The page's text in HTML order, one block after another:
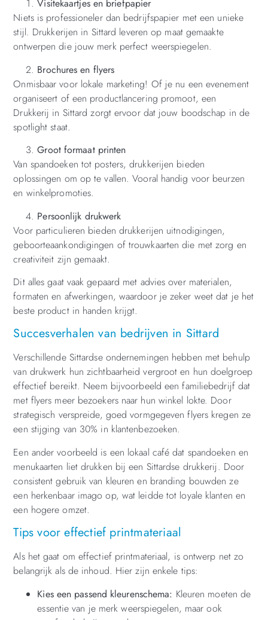
Visitekaartjes en briefpapier
Niets is professioneler dan bedrijfspapier met een unieke
stijl. Drukkerijen in Sittard leveren op maat gemaakte
ontwerpen die jouw merk perfect weerspiegelen.
Brochures en flyers
Onmisbaar voor lokale marketing! Of je nu een evenement
organiseert of een productlancering promoot, een
Drukkerij in Sittard zorgt ervoor dat jouw boodschap in de
spotlight staat.
Groot formaat printen
Van spandoeken tot posters, drukkerijen bieden
oplossingen om op te vallen. Vooral handig voor beurzen
en winkelpromoties.
Persoonlijk drukwerk
Voor particulieren bieden drukkerijen uitnodigingen,
geboorteaankondigingen of trouwkaarten die met zorg en
creativiteit zijn gemaakt.
Dit alles gaat vaak gepaard met advies over materialen,
formaten en afwerkingen, waardoor je zeker weet dat je het
beste product in handen krijgt.
Succesverhalen van bedrijven in Sittard
Verschillende Sittardse ondernemingen hebben met behulp
van drukwerk hun zichtbaarheid vergroot en hun doelgroep
effectief bereikt. Neem bijvoorbeeld een familiebedrijf dat
met flyers meer bezoekers naar hun winkel lokte. Door
strategisch verspreide, goed vormgegeven flyers kregen ze
een stijging van 30% in klantenbezoeken.
Een ander voorbeeld is een lokaal café dat spandoeken en
menukaarten liet drukken bij een Sittardse drukkerij. Door
consistent gebruik van kleuren en branding bouwden ze
een herkenbaar imago op, wat leidde tot loyale klanten en
een hogere omzet.
Tips voor effectief printmateriaal
Als het gaat om effectief printmateriaal, is ontwerp net zo
belangrijk als de inhoud. Hier zijn enkele tips:
Kies een passend kleurenschema: Kleuren moeten de
essentie van je merk weerspiegelen, maar ook